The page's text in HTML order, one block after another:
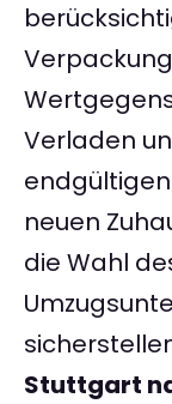
Verladen
neuen
die Wahl
Stuttgart